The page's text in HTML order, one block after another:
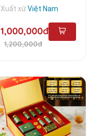
Xuất xứViệt Nam
1,000,000đ
1,200,000đ